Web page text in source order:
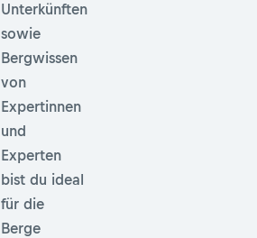
Unterkünften
sowie
Bergwissen
von
Expertinnen
und
Experten
bist du ideal
für die
Berge